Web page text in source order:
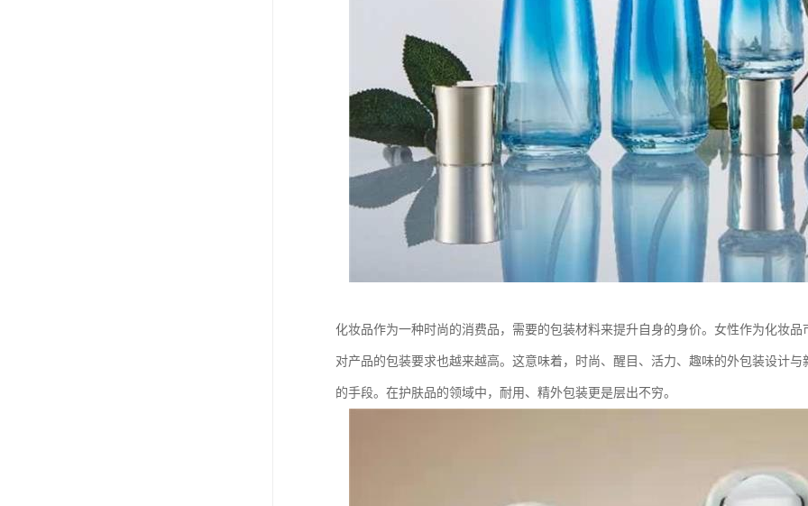
化妆品作为一种时尚的消费品，需要的包装材料来提升自身的身价。女性作为化妆
对产品的包装要求也越来越高。这意味着，时尚、醒目、活力、趣味的外包装设计
的手段。在护肤品的领域中，耐用、精外包装更是层出不穷。